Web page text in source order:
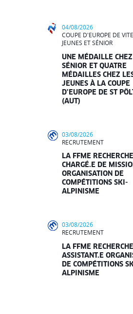
04/08/2026
COUPE D'EUROPE DE
JEUNES ET SÉNIOR
UNE MÉDAILLE
SÉNIOR ET QUATRE
MÉDAILLES CHEZ
JEUNES À LA COUPE
D’EUROPE DE ST
(AUT)
03/08/2026
RECRUTEMENT
LA FFME
CHARGÉ.E DE
ORGANISATION DE
COMPÉTITIONS SKI-
ALPINISME
03/08/2026
RECRUTEMENT
LA FFME
ASSISTANT.E
DE COMPÉTITIONS
ALPINISME